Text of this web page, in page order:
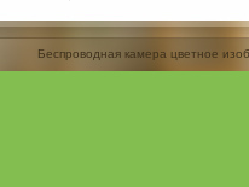
Беспроводная камера цветное